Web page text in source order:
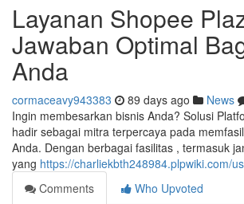
Layanan Shopee
Jawaban Optimal
Anda
cormaceavy943383 89 days ago News
Ingin membesarkan bisnis Anda? Solusi
hadir sebagai mitra terpercaya pada
Anda. Dengan berbagai fasilitas , termasuk
yang https://charliekbth248984.plpwiki.com/
Comments
Who Upvoted